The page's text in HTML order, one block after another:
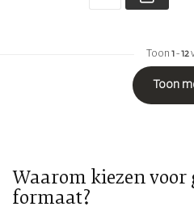
Toon 1 -12
Toon
Waarom kiezen voor
formaat?